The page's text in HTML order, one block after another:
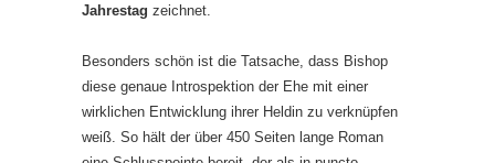
Jahrestag zeichnet.
Besonders schön ist die Tatsache, dass Bishop
diese genaue Introspektion der Ehe mit einer
wirklichen Entwicklung ihrer Heldin zu verknüpfen
weiß. So hält der über 450 Seiten lange Roman